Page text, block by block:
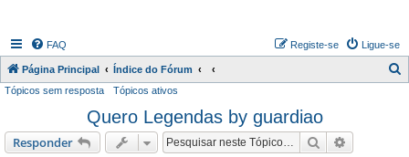
FAQ Ligue-se
Registe-se
Página Principal Índice do Fórum
Tópicos sem resposta Tópicos ativos
Quero Legendas by guardiao
Responder Pesquisar